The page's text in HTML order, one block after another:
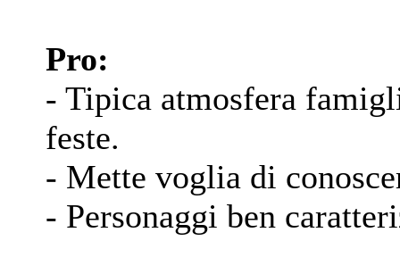
Pro:
- Tipica atmosfera
feste.
- Mette voglia di
- Personaggi ben